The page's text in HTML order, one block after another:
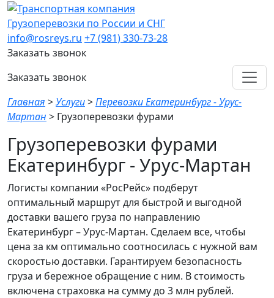
Грузоперевозки по России и СНГ
info@rosreys.ru +7 (981) 330-73-28
Заказать звонок
Заказать звонок
Главная >Услуги>Перевозки Екатеринбург - Урус-
Мартан > Грузоперевозки фурами
Грузоперевозки фурами
Екатеринбург - Урус-Мартан
Логисты компании «РосРейс» подберут
оптимальный маршрут для быстрой и выгодной
доставки вашего груза по направлению
Екатеринбург – Урус-Мартан. Сделаем все, чтобы
цена за км оптимально соотносилась с нужной вам
скоростью доставки. Гарантируем безопасность
груза и бережное обращение с ним. В стоимость
включена страховка на сумму до 3 млн рублей.